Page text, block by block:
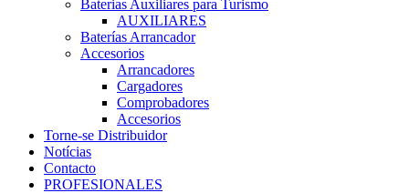
Baterias Auxiliares para Turismo
AUXILIARES
Baterías Arrancador
Accesorios
Arrancadores
Cargadores
Comprobadores
Accesorios
Torne-se Distribuidor
Notícias
Contacto
PROFESIONALES